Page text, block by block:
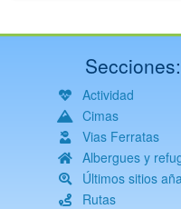
Secciones:
Actividad
Cimas
Vias Ferratas
Albergues y
Últimos sitios
Rutas